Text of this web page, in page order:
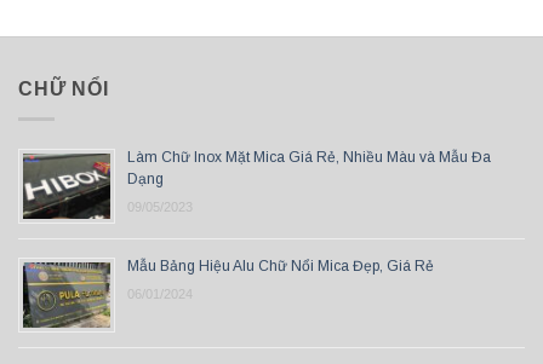
CHỮ NỔI
Làm Chữ Inox Mặt Mica Giá Rẻ, Nhiều Màu và Mẫu Đa
Dạng
09/05/2023
Mẫu Bảng Hiệu Alu Chữ Nổi Mica Đẹp, Giá Rẻ
06/01/2024